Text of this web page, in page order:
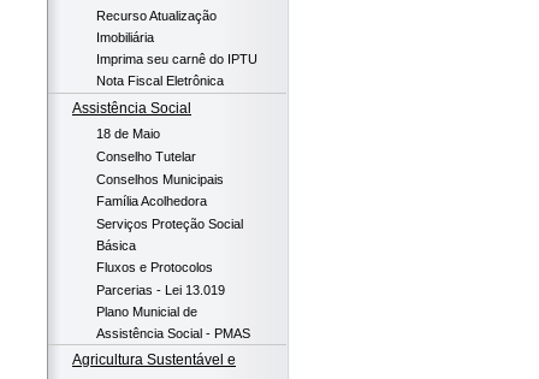
Recurso Atualização
Imobiliária
Imprima seu carnê do IPTU
Nota Fiscal Eletrônica
Assistência Social
18 de Maio
Conselho Tutelar
Conselhos Municipais
Família Acolhedora
Serviços Proteção Social
Básica
Fluxos e Protocolos
Parcerias - Lei 13.019
Plano Municial de
Assistência Social - PMAS
Agricultura Sustentável e